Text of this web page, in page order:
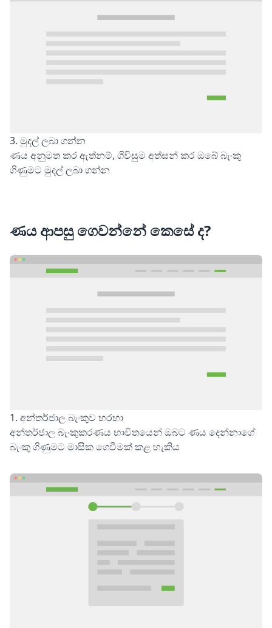
3. මුදල් ලබා ගන්න
ණය අනුමත කර ඇත්නම්, ගිවිසුම අත්සන් කර ඔබේ බැංකු
ගිණුමට මුදල් ලබා ගන්න
ණය ආපසු ගෙවන්නේ කෙසේ ද?
1. අන්තර්ජාල බැංකුව හරහා
අන්තර්ජාල බැංකුකරණය භාවිතයෙන් ඔබට ණය දෙන්නාගේ
බැංකු ගිණුමට මාසික ගෙවීමක් කළ හැකිය